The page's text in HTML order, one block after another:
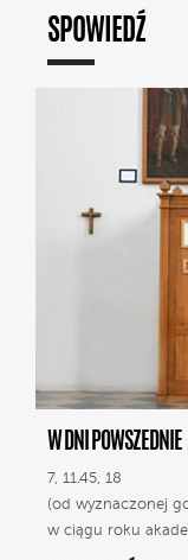
SPOWIEDŹ
W DNI POWSZEDNIE
7, 11.45, 18
(od wyznaczonej
w ciągu roku